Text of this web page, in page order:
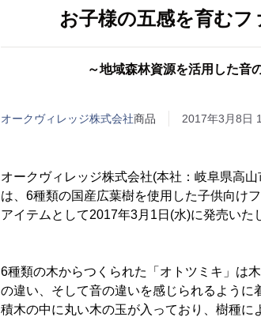
お子様の五感を育む
～地域森林資源を活用した音
オークヴィレッジ株式会社商品 2017年3月8日
オークヴィレッジ株式会社(本社：岐阜県高
は、6種類の国産広葉樹を使用した子供向け
アイテムとして2017年3月1日(水)に発売いた
6種類の木からつくられた「オトツミキ」は
の違い、そして音の違いを感じられるように
積木の中に丸い木の玉が入っており、樹種に